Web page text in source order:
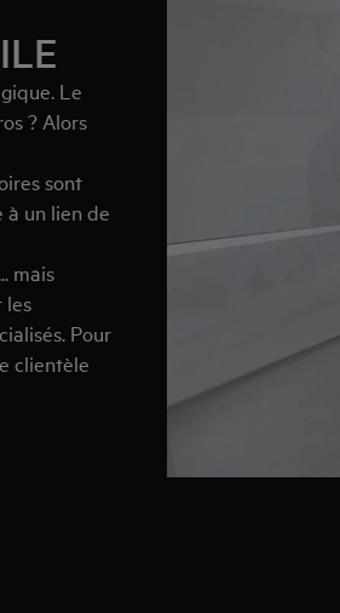
Le
? Alors
sont
à un lien de
mais
les
Pour
clientèle